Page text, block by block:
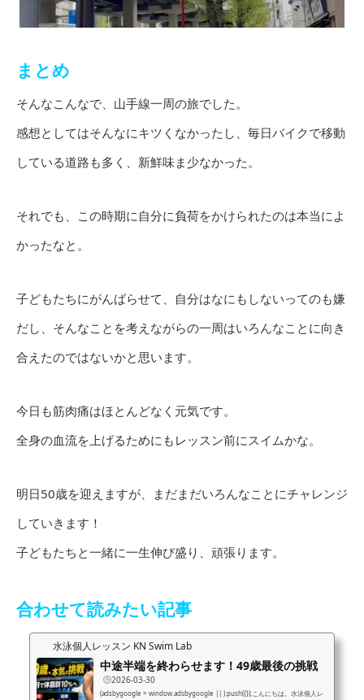
まとめ
そんなこんなで、山手線一周の旅でした。
感想としてはそんなにキツくなかったし、毎日バイクで移動
している道路も多く、新鮮味ま少なかった。
それでも、この時期に自分に負荷をかけられたのは本当によ
かったなと。
子どもたちにがんばらせて、自分はなにもしないってのも嫌
だし、そんなことを考えながらの一周はいろんなことに向き
合えたのではないかと思います。
今日も筋肉痛はほとんどなく元気です。
全身の血流を上げるためにもレッスン前にスイムかな。
明日50歳を迎えますが、まだまだいろんなことにチャレンジ
していきます！
子どもたちと一緒に一生伸び盛り、頑張ります。
合わせて読みたい記事
水泳個人レッスン KN Swim Lab
中途半端を終わらせます！49歳最後の挑戦
2026-03-30
(adsbygoogle = window.adsbygoogle || ).push({});こんにちは。水泳個人レ